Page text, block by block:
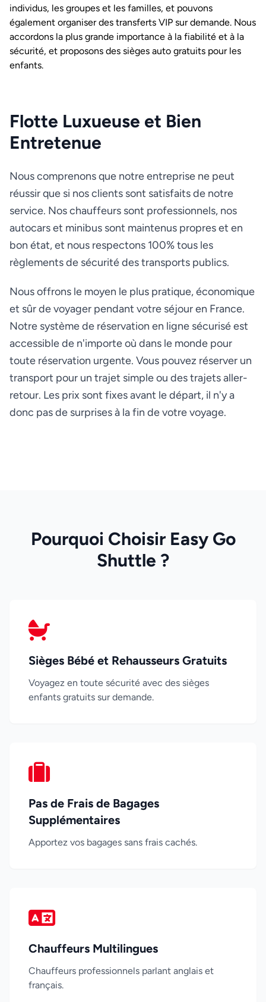
individus, les groupes et les familles, et pouvons
également organiser des transferts VIP sur demande. Nous
accordons la plus grande importance à la fiabilité et à la
sécurité, et proposons des sièges auto gratuits pour les
enfants.
Flotte Luxueuse et Bien
Entretenue
Nous comprenons que notre entreprise ne peut
réussir que si nos clients sont satisfaits de notre
service. Nos chauffeurs sont professionnels, nos
autocars et minibus sont maintenus propres et en
bon état, et nous respectons 100% tous les
règlements de sécurité des transports publics.
Nous offrons le moyen le plus pratique, économique
et sûr de voyager pendant votre séjour en France.
Notre système de réservation en ligne sécurisé est
accessible de n'importe où dans le monde pour
toute réservation urgente. Vous pouvez réserver un
transport pour un trajet simple ou des trajets aller-
retour. Les prix sont fixes avant le départ, il n'y a
donc pas de surprises à la fin de votre voyage.
Pourquoi Choisir Easy Go
Shuttle ?
Sièges Bébé et Rehausseurs Gratuits
Voyagez en toute sécurité avec des sièges
enfants gratuits sur demande.
Pas de Frais de Bagages
Supplémentaires
Apportez vos bagages sans frais cachés.
Chauffeurs Multilingues
Chauffeurs professionnels parlant anglais et
français.